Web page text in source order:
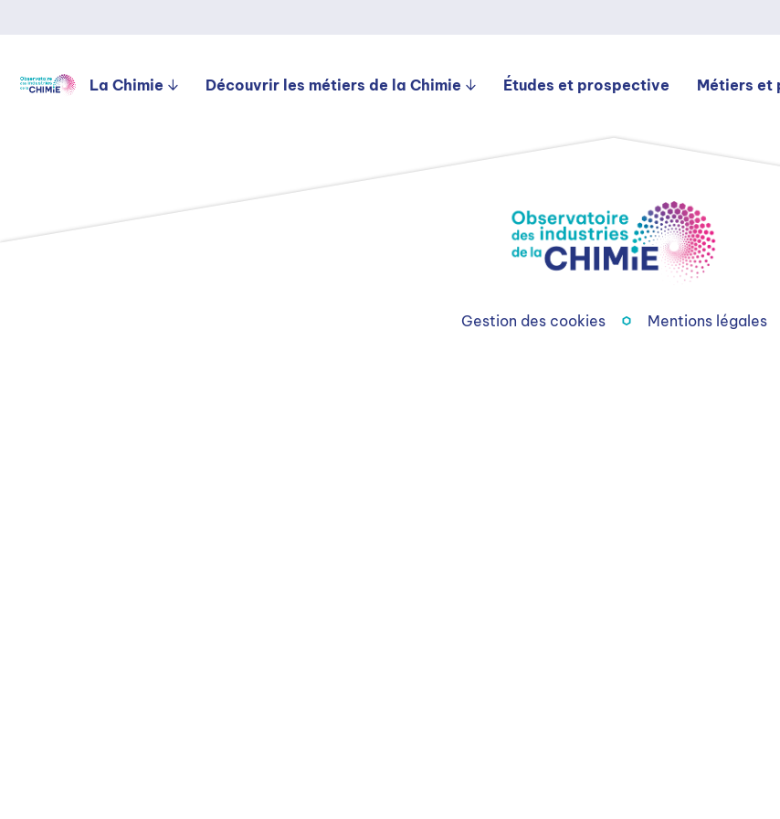
La Chimie Découvrir les métiers de la Chimie Études et prospective Métiers et
Gestion des cookies Mentions légales